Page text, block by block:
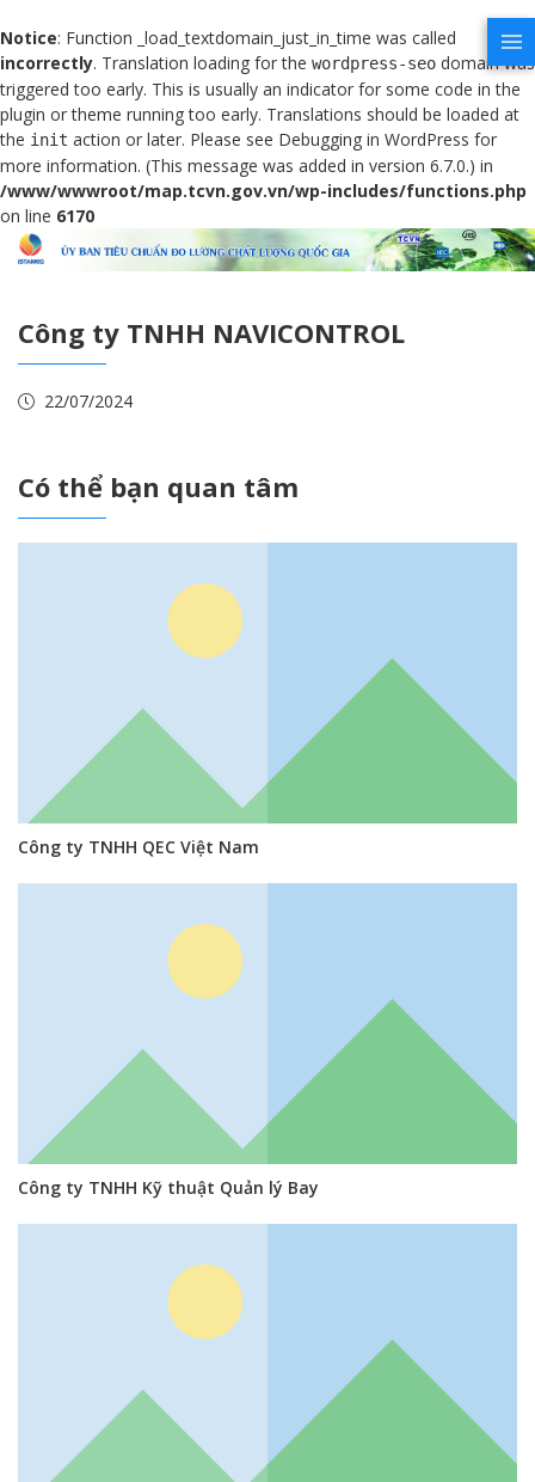
Notice: Function _load_textdomain_just_in_time was called
incorrectly. Translation loading for the wordpress-seo domain was
triggered too early. This is usually an indicator for some code in the
plugin or theme running too early. Translations should be loaded at
the init action or later. Please see Debugging in WordPress for
more information. (This message was added in version 6.7.0.) in
/www/wwwroot/map.tcvn.gov.vn/wp-includes/functions.php
on line 6170
Công ty TNHH NAVICONTROL
22/07/2024
Có thể bạn quan tâm
Công ty TNHH QEC Việt Nam
Công ty TNHH Kỹ thuật Quản lý Bay